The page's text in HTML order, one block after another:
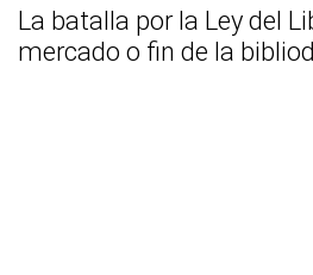
La batalla por la Ley del
mercado o fin de la